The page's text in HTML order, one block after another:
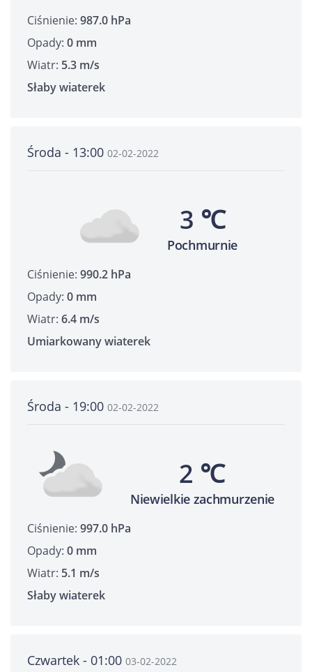
Ciśnienie: 987.0 hPa
Opady: 0 mm
Wiatr: 5.3 m/s
Słaby wiaterek
Środa - 13:00 02-02-2022
3 ℃
Pochmurnie
Ciśnienie: 990.2 hPa
Opady: 0 mm
Wiatr: 6.4 m/s
Umiarkowany wiaterek
Środa - 19:00 02-02-2022
2 ℃
Niewielkie zachmurzenie
Ciśnienie: 997.0 hPa
Opady: 0 mm
Wiatr: 5.1 m/s
Słaby wiaterek
Czwartek - 01:00 03-02-2022